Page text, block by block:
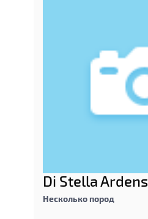
Di Stella Ardens
Несколько пород